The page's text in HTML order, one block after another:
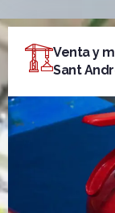
Venta y
Sant